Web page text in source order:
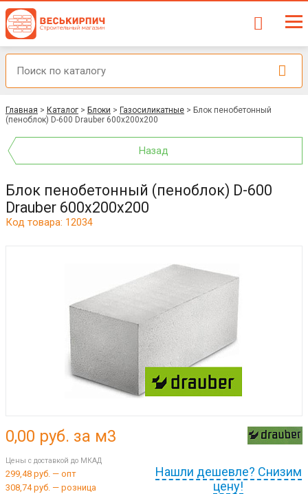
Главная > Каталог > Блоки > Газосиликатные > Блок пенобетонный
(пеноблок) D-600 Drauber 600х200х200
Назад
Блок пенобетонный (пеноблок) D-600
Drauber 600х200х200
Код товара: 12034
Нашли дешевле? Снизим
цену!
0,00 руб. за м3
Цены с доставкой до МКАД
299,48 руб. — опт
308,74 руб. — розница